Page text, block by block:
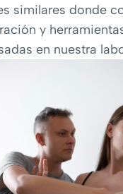
similares donde
y
en nuestra